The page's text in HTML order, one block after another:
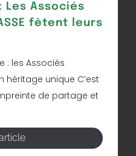
Les Associés
fêtent leurs
: les Associés
héritage unique C’est
de partage et